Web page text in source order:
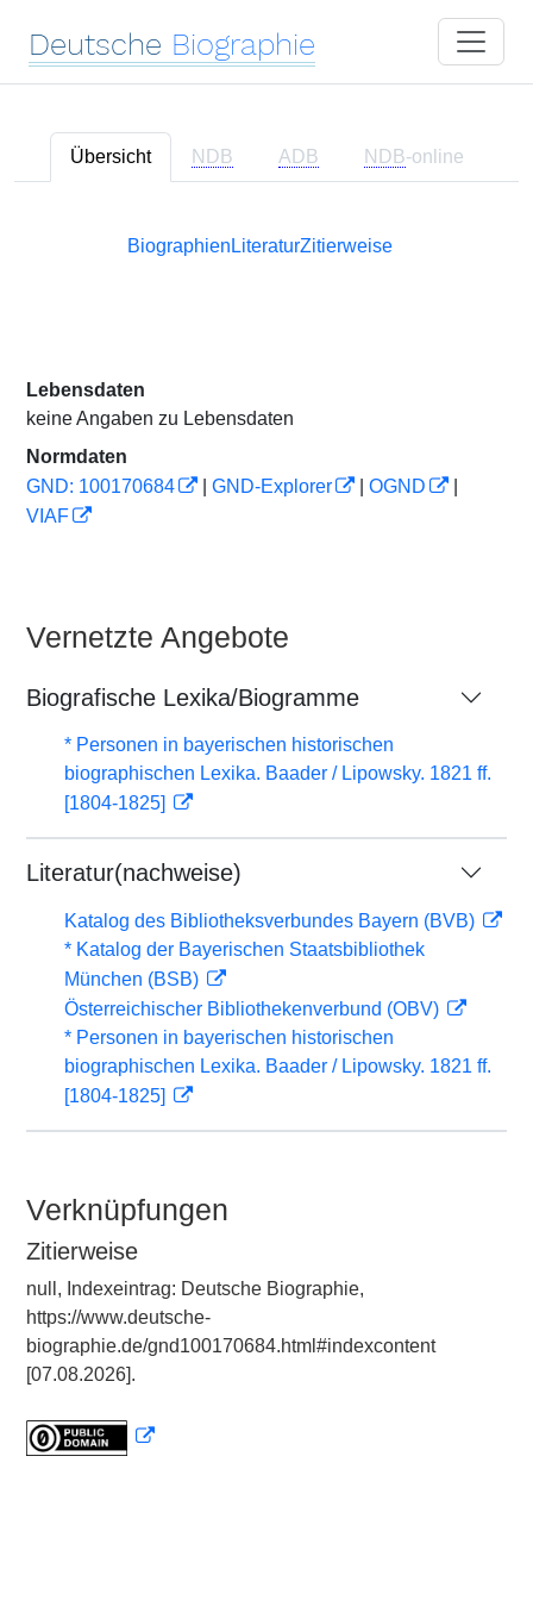
Deutsche Biographie
Übersicht NDB ADB NDB-online
Biographien LiteraturZitierweise
Lebensdaten
keine Angaben zu Lebensdaten
Normdaten
GND: 100170684
GND-Explorer OGND
VIAF
Vernetzte Angebote
Biografische Lexika/Biogramme
* Personen in bayerischen historischen
biographischen Lexika. Baader / Lipowsky. 1821 ff.
[1804-1825]
Literatur(nachweise)
Katalog des Bibliotheksverbundes Bayern (BVB)
* Katalog der Bayerischen Staatsbibliothek
München (BSB)
Österreichischer Bibliothekenverbund (OBV)
* Personen in bayerischen historischen
biographischen Lexika. Baader / Lipowsky. 1821 ff.
[1804-1825]
Verknüpfungen
Zitierweise
null, Indexeintrag: Deutsche Biographie,
https://www.deutsche-
biographie.de/gnd100170684.html#indexcontent
[07.08.2026].